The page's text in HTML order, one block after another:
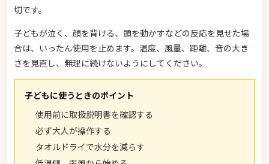
切です。
子どもが泣く、顔を背ける、頭を動かすなどの反応を見せた場
合は、いったん使用を止めます。温度、風量、距離、音の大き
さを見直し、無理に続けないようにしてください。
子どもに使うときのポイント
使用前に取扱説明書を確認する
必ず大人が操作する
タオルドライで水分を減らす